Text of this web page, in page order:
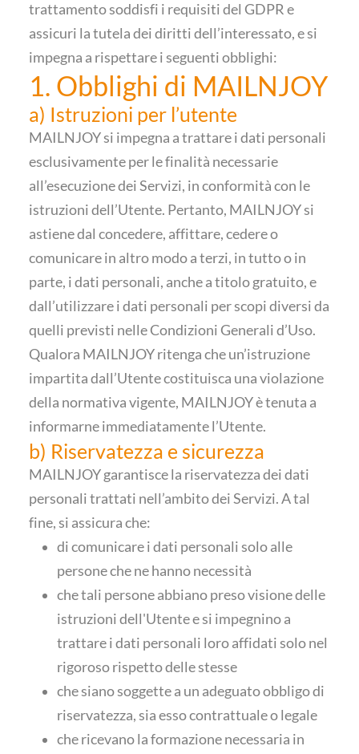
trattamento soddisfi i requisiti del GDPR e
assicuri la tutela dei diritti dell’interessato, e si
impegna a rispettare i seguenti obblighi:
1. Obblighi di MAILNJOY
a) Istruzioni per l’utente
MAILNJOY si impegna a trattare i dati personali
esclusivamente per le finalità necessarie
all’esecuzione dei Servizi, in conformità con le
istruzioni dell’Utente. Pertanto, MAILNJOY si
astiene dal concedere, affittare, cedere o
comunicare in altro modo a terzi, in tutto o in
parte, i dati personali, anche a titolo gratuito, e
dall’utilizzare i dati personali per scopi diversi da
quelli previsti nelle Condizioni Generali d’Uso.
Qualora MAILNJOY ritenga che un’istruzione
impartita dall’Utente costituisca una violazione
della normativa vigente, MAILNJOY è tenuta a
informarne immediatamente l’Utente.
b) Riservatezza e sicurezza
MAILNJOY garantisce la riservatezza dei dati
personali trattati nell’ambito dei Servizi. A tal
fine, si assicura che:
di comunicare i dati personali solo alle
persone che ne hanno necessità
che tali persone abbiano preso visione delle
istruzioni dell'Utente e si impegnino a
trattare i dati personali loro affidati solo nel
rigoroso rispetto delle stesse
che siano soggette a un adeguato obbligo di
riservatezza, sia esso contrattuale o legale
che ricevano la formazione necessaria in